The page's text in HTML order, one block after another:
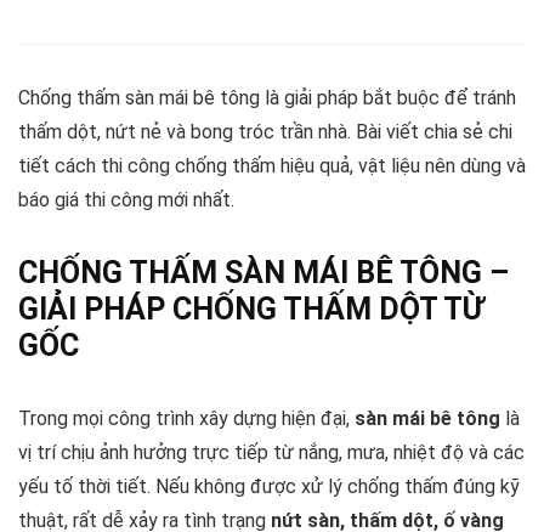
Chống thấm sàn mái bê tông là giải pháp bắt buộc để tránh
thấm dột, nứt nẻ và bong tróc trần nhà. Bài viết chia sẻ chi
tiết cách thi công chống thấm hiệu quả, vật liệu nên dùng và
báo giá thi công mới nhất.
CHỐNG THẤM SÀN MÁI BÊ TÔNG –
GIẢI PHÁP CHỐNG THẤM DỘT TỪ
GỐC
Trong mọi công trình xây dựng hiện đại, sàn mái bê tông là
vị trí chịu ảnh hưởng trực tiếp từ nắng, mưa, nhiệt độ và các
yếu tố thời tiết. Nếu không được xử lý chống thấm đúng kỹ
thuật, rất dễ xảy ra tình trạng nứt sàn, thấm dột, ố vàng